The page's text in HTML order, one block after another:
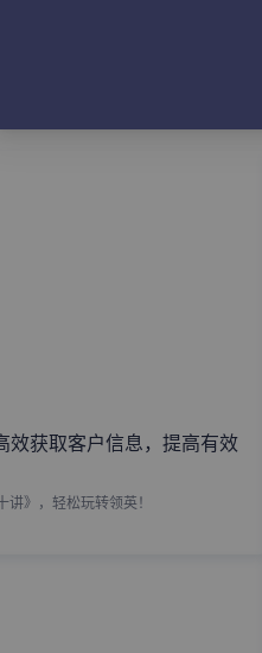
效获取客户信息，提高有效
》，轻松玩转领英！